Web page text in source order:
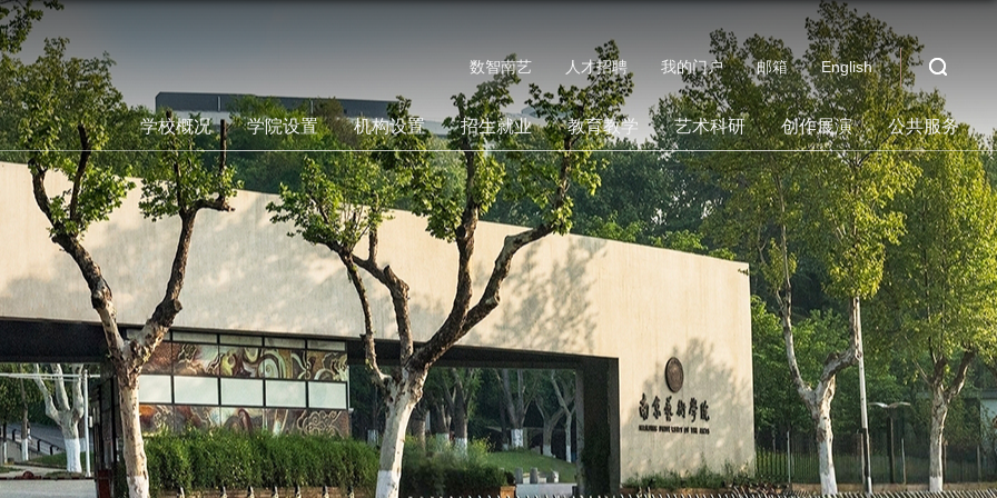
数智南艺 人才招聘 我的门户 邮箱 English
学校概况 学院设置 机构设置 招生就业 教育教学 艺术科研 创作展演 公共服务